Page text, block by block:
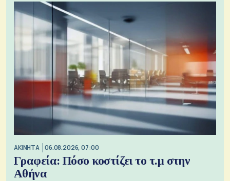
ΑΚΙΝΗΤΑ 06.08.2026, 07:00
Γραφεία: Πόσο κοστίζει το τ.μ στην
Αθήνα